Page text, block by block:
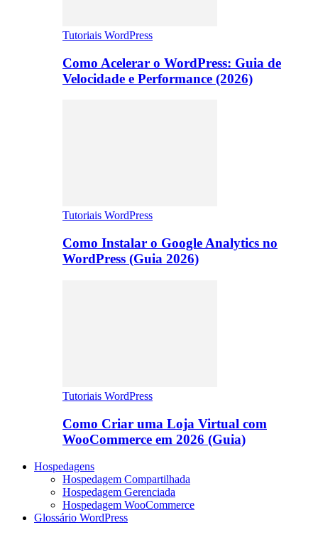
Tutoriais WordPress
Como Acelerar o WordPress: Guia de
Velocidade e Performance (2026)
Tutoriais WordPress
Como Instalar o Google Analytics no
WordPress (Guia 2026)
Tutoriais WordPress
Como Criar uma Loja Virtual com
WooCommerce em 2026 (Guia)
Hospedagens
Hospedagem Compartilhada
Hospedagem Gerenciada
Hospedagem WooCommerce
Glossário WordPress